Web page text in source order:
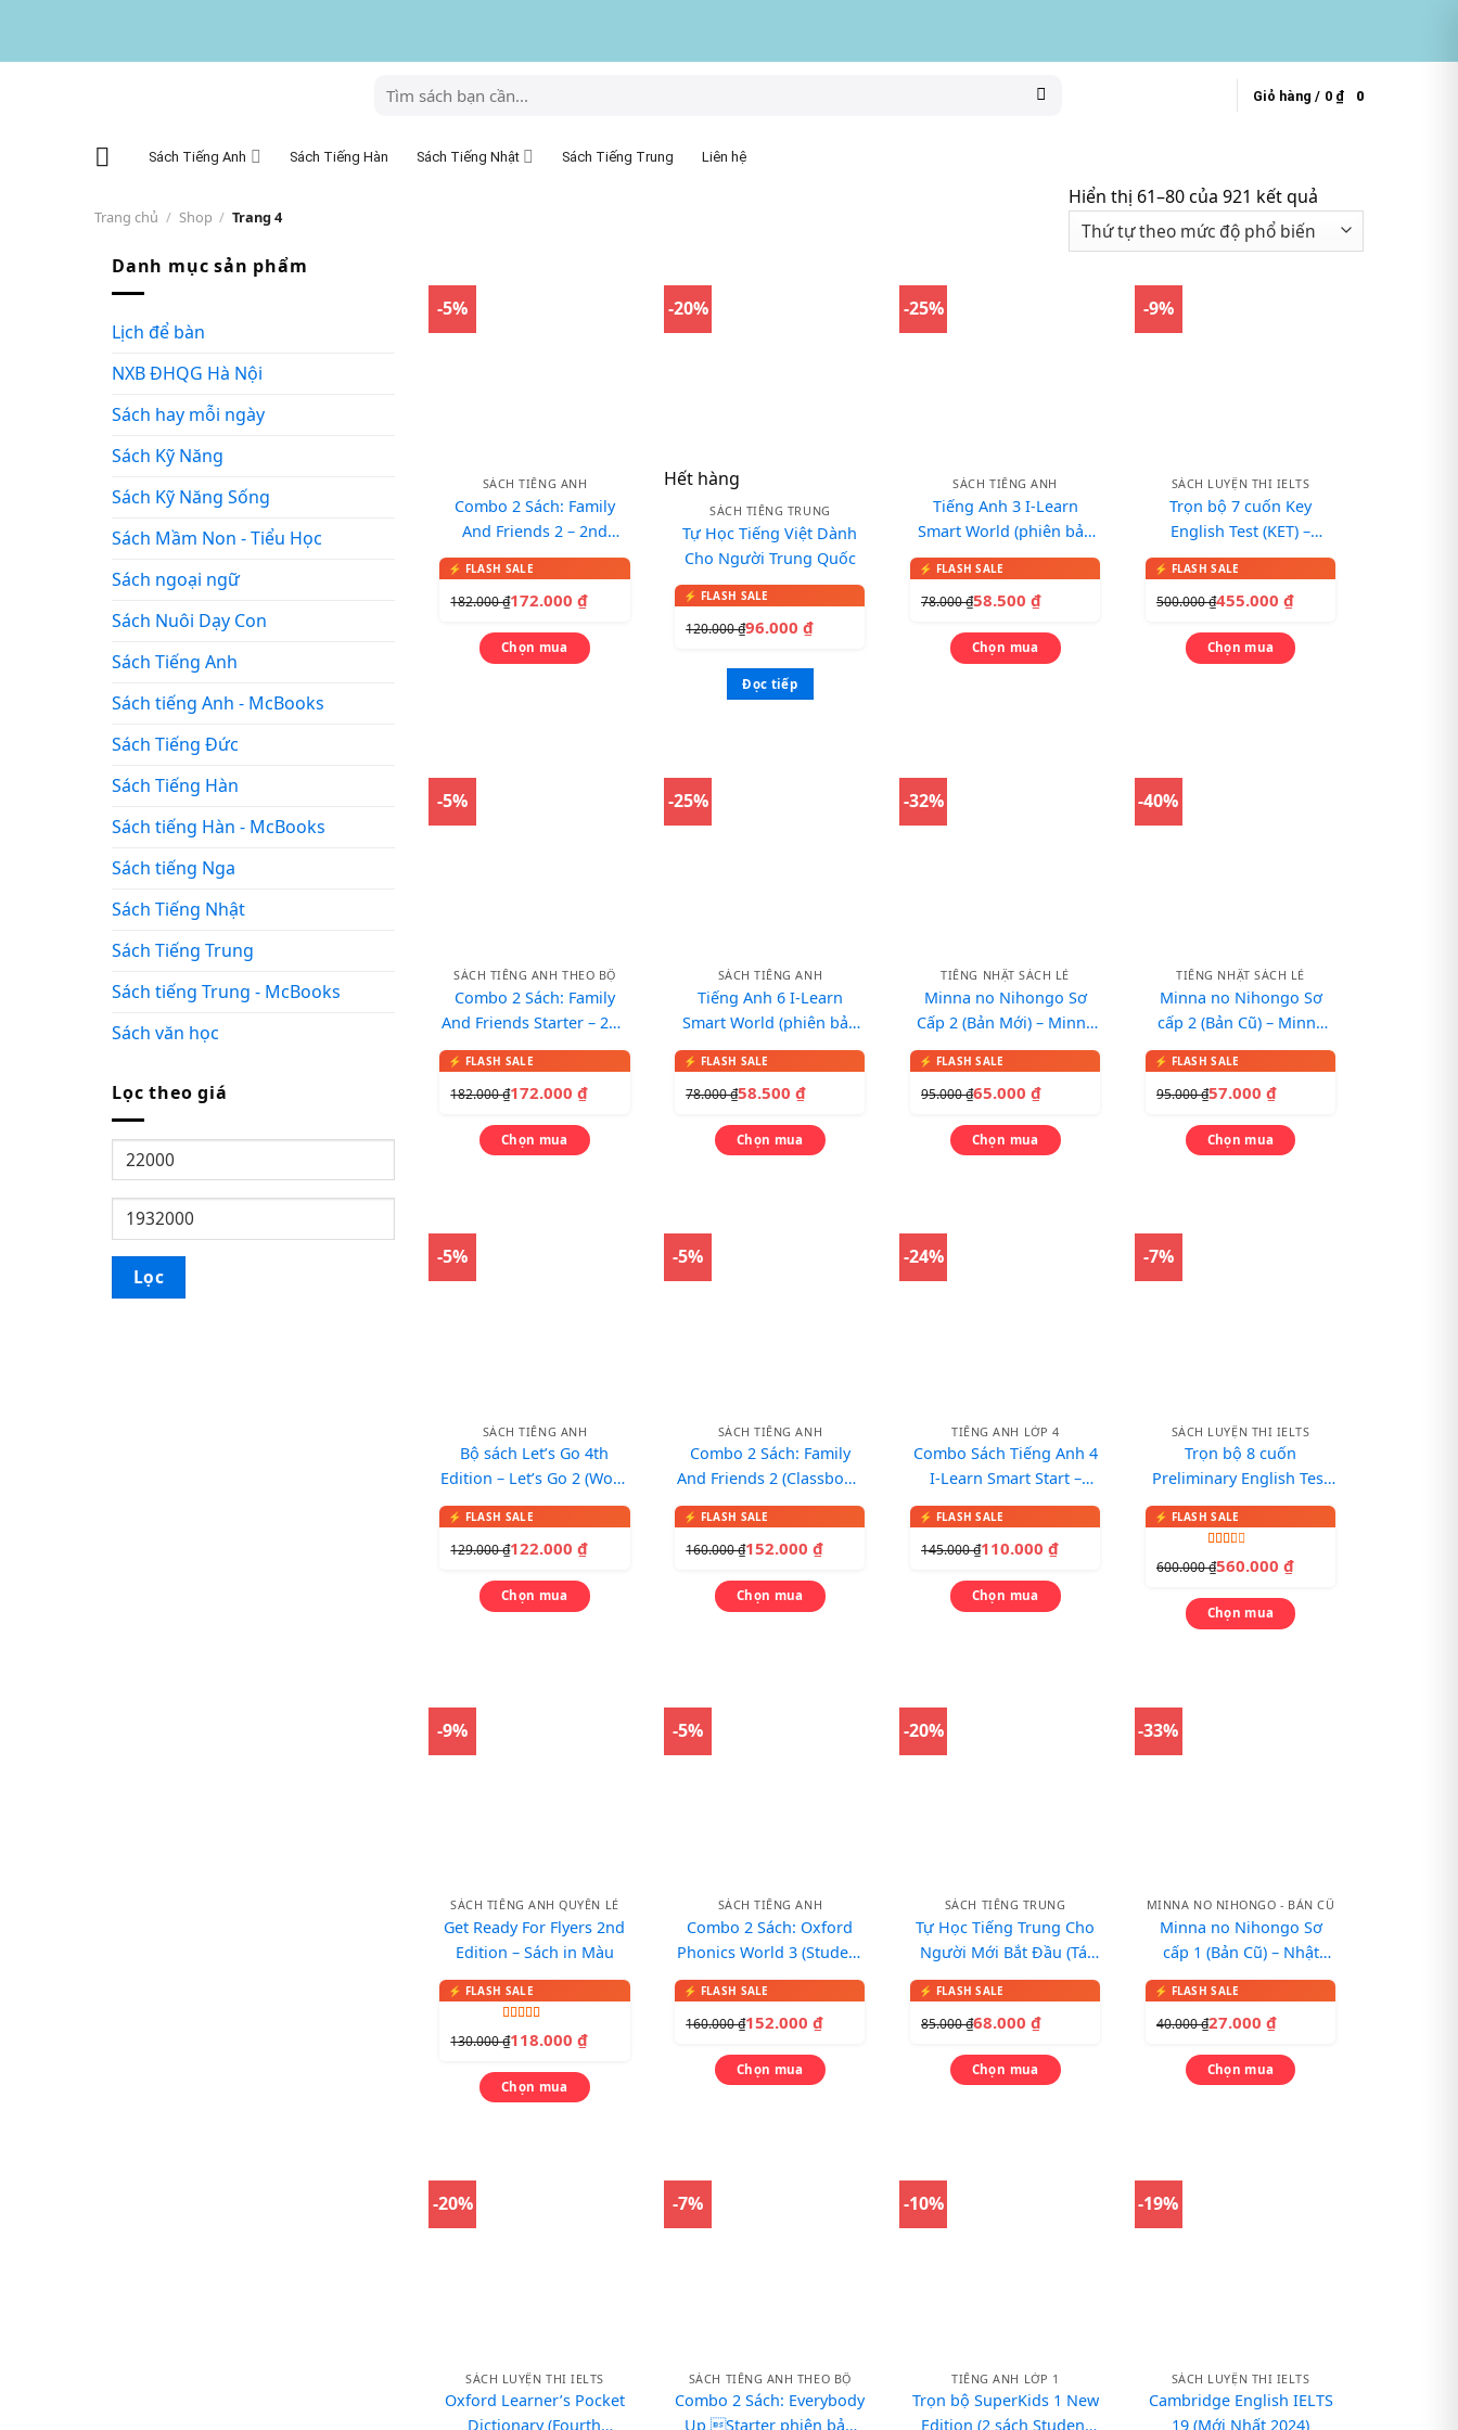
content
Tìm
kiếm:
Giỏ hàng / 0 ₫ 0
Sách Tiếng Anh Sách Tiếng Hàn Sách Tiếng Nhật Sách Tiếng Trung Liên hệ
Trang chủ / Shop / Trang 4
Hiển thị 61–80 của 921 kết quả
Danh mục sản phẩm
Lịch để bàn
NXB ĐHQG Hà Nội
Sách hay mỗi ngày
Sách Kỹ Năng
Sách Kỹ Năng Sống
Sách Mầm Non - Tiểu Học
Sách ngoại ngữ
Sách Nuôi Dạy Con
Sách Tiếng Anh
Sách tiếng Anh - McBooks
Sách Tiếng Đức
Sách Tiếng Hàn
Sách tiếng Hàn - McBooks
Sách tiếng Nga
Sách Tiếng Nhật
Sách Tiếng Trung
Sách tiếng Trung - McBooks
Sách văn học
Lọc theo giá
Lọc
-5%
SÁCH TIẾNG ANH
Combo 2 Sách: Family
And Friends 2 – 2nd
Edition (Classbook +
Workbook) – In màu, kèm
CD
182.000₫172.000₫
Chọn mua
-20%
Hết hàng
SÁCH TIẾNG TRUNG
Tự Học Tiếng Việt Dành
Cho Người Trung Quốc
120.000₫96.000₫
Đọc tiếp
-25%
SÁCH TIẾNG ANH
Tiếng Anh 3 I-Learn
Smart World (phiên bản
SGK)
78.000₫58.500₫
Chọn mua
-9%
SÁCH LUYỆN THI IELTS
Trọn bộ 7 cuốn Key
English Test (KET) –
Cambridge
500.000₫455.000 ₫
Chọn mua
-5%
SÁCH TIẾNG ANH THEO BỘ
Combo 2 Sách: Family
And Friends Starter – 2nd
Edition (Classbook +
Workbook) – In màu, kèm
CD
182.000₫172.000₫
Chọn mua
-25%
SÁCH TIẾNG ANH
Tiếng Anh 6 I-Learn
Smart World (phiên bản
SGK)
78.000₫58.500₫
Chọn mua
-32%
TIẾNG NHẬT SÁCH LẺ
Minna no Nihongo Sơ
Cấp 2 (Bản Mới) – Minna
No Nihongo 2 – Sách
màu bản đẹp
95.000₫65.000₫
Chọn mua
-40%
TIẾNG NHẬT SÁCH LẺ
Minna no Nihongo Sơ
cấp 2 (Bản Cũ) – Minna
no nihongo 2
95.000₫57.000 ₫
Chọn mua
-5%
SÁCH TIẾNG ANH
Bộ sách Let’s Go 4th
Edition – Let’s Go 2 (Work
Book + Student Book)
129.000₫122.000₫
Chọn mua
-5%
SÁCH TIẾNG ANH
Combo 2 Sách: Family
And Friends 2 (Classbook
+ Workbook) – In màu,
kèm CD
160.000₫152.000₫
Chọn mua
-24%
TIẾNG ANH LỚP 4
Combo Sách Tiếng Anh 4
I-Learn Smart Start –
Student’s Book +
Workbook (Bộ 2 Cuốn)
145.000₫110.000₫
Chọn mua
-7%
SÁCH LUYỆN THI IELTS
Trọn bộ 8 cuốn
Preliminary English Test
(PET) Cambridge
Được
xếp
2.00
5
600.000₫560.000 ₫
Chọn mua
-9%
SÁCH TIẾNG ANH QUYỂN LẺ
Get Ready For Flyers 2nd
Edition – Sách in Màu
hạng5.005
130.000₫118.000₫
Chọn mua
-5%
SÁCH TIẾNG ANH
Combo 2 Sách: Oxford
Phonics World 3 (Student
book + Workbook) – In
màu, kèm CD
160.000₫152.000₫
Chọn mua
-20%
SÁCH TIẾNG TRUNG
Tự Học Tiếng Trung Cho
Người Mới Bắt Đầu (Tái
Bản)
85.000₫68.000₫
Chọn mua
-33%
MINNA NO NIHONGO - BẢN CŨ
Minna no Nihongo Sơ
cấp 1 (Bản Cũ) – Nhật
Ngữ Sách Bài Tập 1
40.000₫27.000 ₫
Chọn mua
-20%
SÁCH LUYỆN THI IELTS
Oxford Learner’s Pocket
Dictionary (Fourth
-7%
SÁCH TIẾNG ANH THEO BỘ
Combo 2 Sách: Everybody
Up Starter phiên bản
-10%
TIẾNG ANH LỚP 1
Trọn bộ SuperKids 1 New
Edition (2 sách Student
-19%
SÁCH LUYỆN THI IELTS
Cambridge English IELTS
19 (Mới Nhất 2024)